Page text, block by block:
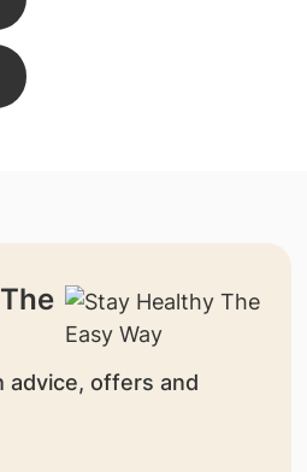
advice, offers and